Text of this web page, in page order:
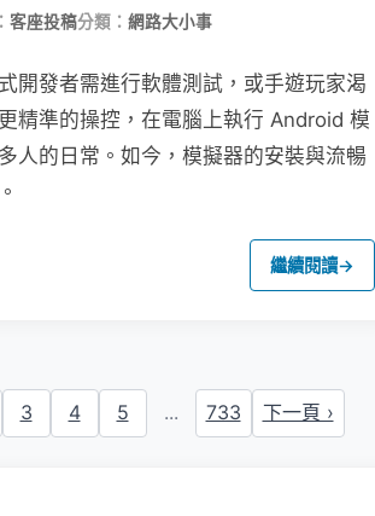
客座投稿分類： 網路大小事
開發者需進行軟體測試，或手遊玩家渴
精準的操控，在電腦上執行 Android 模
人的日常。如今，模擬器的安裝與流暢
繼續閱讀→
3 4 5 ... 733 下一頁 ›